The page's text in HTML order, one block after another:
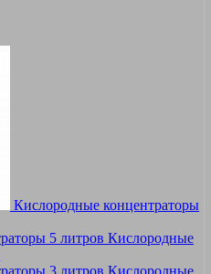
Кислородные концентраторы
Кислородные
Кислородные